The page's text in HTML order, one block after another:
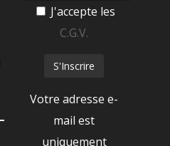
J'accepte les
C.G.V.
Votre adresse e-
mail est
uniquement